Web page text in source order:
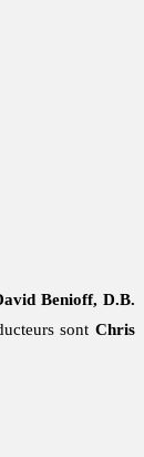
Benioff, D.B.
sontChris